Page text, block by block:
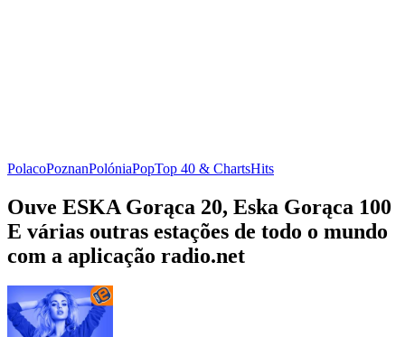
PolacoPoznanPolóniaPopTop 40 & ChartsHits
Ouve ESKA Gorąca 20, Eska Gorąca 100
E várias outras estações de todo o mundo
com a aplicação radio.net